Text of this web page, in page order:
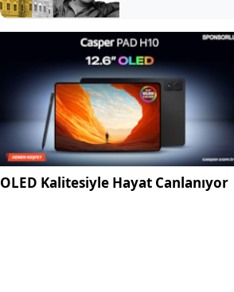
OLED Kalitesiyle Hayat Canlanıyor